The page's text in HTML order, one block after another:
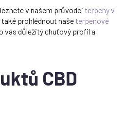
v našem průvodci terpeny v
také prohlédnout našeterpenové
vás důležitý chuťový profil a
CBD